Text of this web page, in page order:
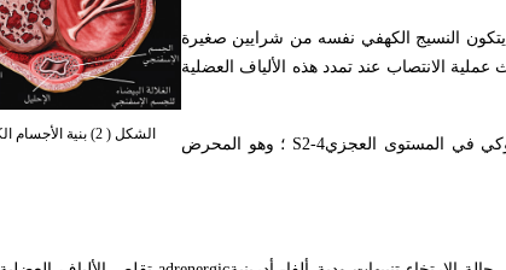
الشكل ( 2) بنية الأجسام الكهفية.
النسيج الكهفي نفسه من شرايين صغيرة
الكهفي. تحدث عملية الانتصاب عند تمدد هذه الألياف العضلية
في المستوى العجزيS2-4 ؛ وهو المحرض